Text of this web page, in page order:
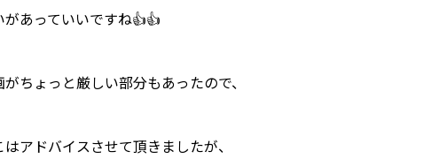
があっていいですね👍👍
がちょっと厳しい部分もあったので、
はアドバイスさせて頂きましたが、